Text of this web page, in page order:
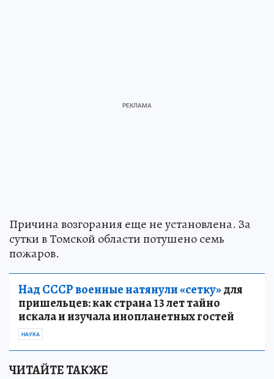
Причина возгорания еще не установлена. За
сутки в Томской области потушено семь
пожаров.
Над СССР военные натянули «сетку»для
пришельцев: как страна 13 лет тайно
искала и изучала инопланетных гостей
НАУКА
ЧИТАЙТЕ ТАКЖЕ